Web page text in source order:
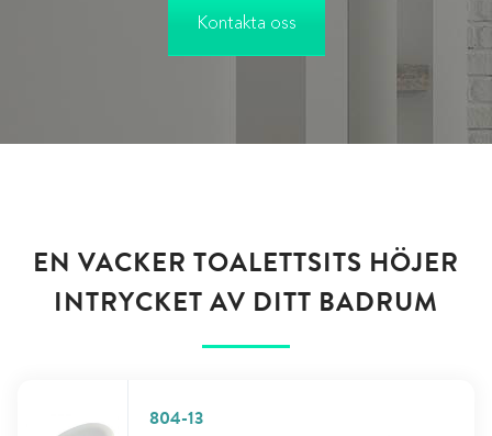
Kontakta oss
EN VACKER TOALETTSITS HÖJER
INTRYCKET AV DITT BADRUM
804-13